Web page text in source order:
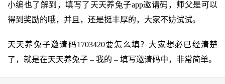
小编也了解到，填写了天天养兔子app邀请码，师父是可以
得到奖励的哦，并且，还是挺丰厚的，大家不妨试试。
天天养兔子邀请码1703420要怎么填？大家想必已经清楚
了，就是在天天养兔子 – 我的 – 填写邀请码中，非常简单。